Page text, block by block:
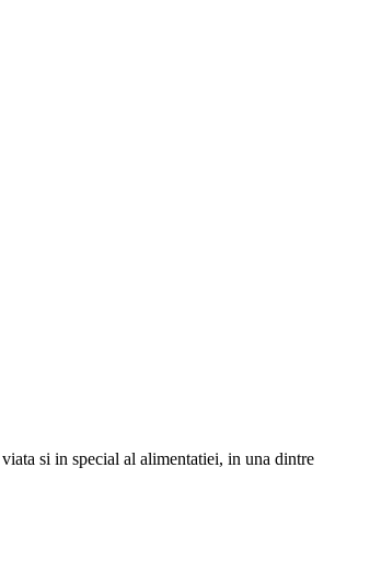
si in special al alimentatiei, in una dintre